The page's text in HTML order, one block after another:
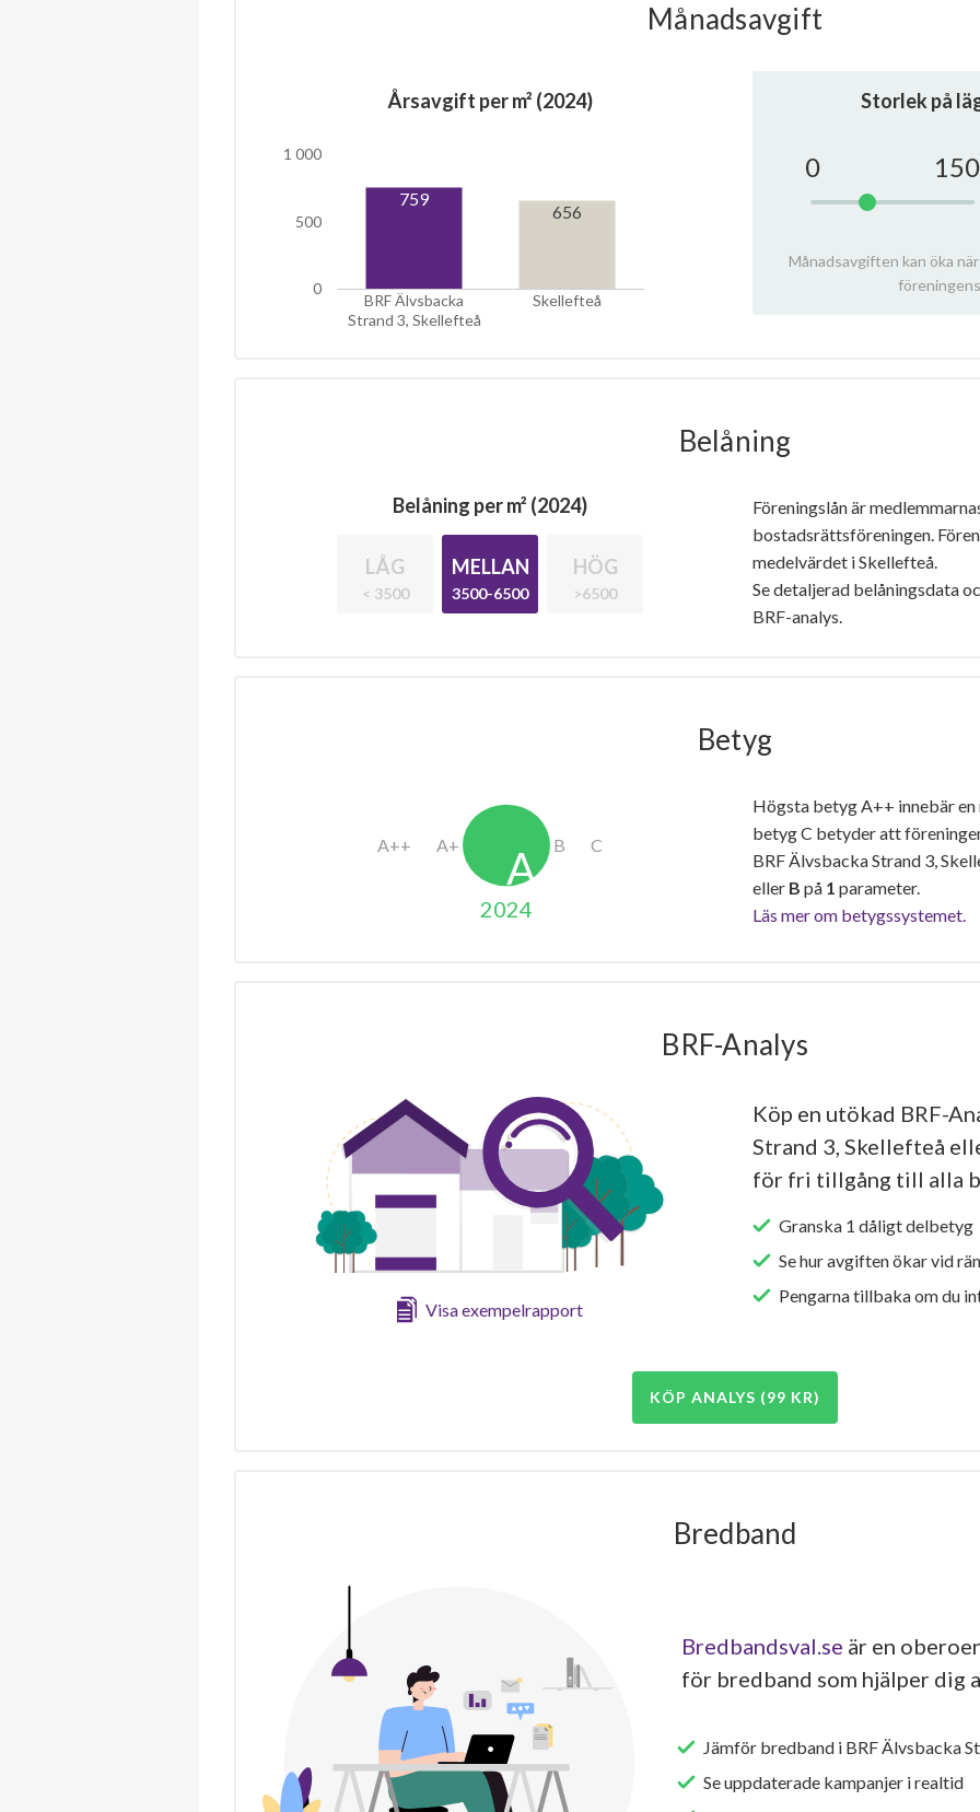
Månadsavgift
Årsavgift per m² (2024)
BRF Älvsbacka
Strand 3, Skellefteå
Skellefteå
0
500
1 000
759
656
Storlek på
0 150
Månadsavgiften kan öka
Belåning
Belåning per m² (2024)
LÅG
< 3500
MELLAN
3500-6500
HÖG
>6500
Föreningslån är
bostadsrättsföreningen.
medelvärdet i Skellefteå.
Se detaljerad belåningsdata
BRF-analys.
Betyg
2024
Högsta betyg A++ innebär
betyg C betyder att
BRF Älvsbacka Strand 3,
eller B på 1 parameter.
Läs mer om betygssystemet.
BRF-Analys
Visa exempelrapport
Köp en utökad BRF-
Strand 3, Skellefteå
för fri tillgång till alla
Granska 1 dåligt
Se hur avgiften ökar vid
Pengarna tillbaka om du
KÖP ANALYS (99 KR)
Bredband
Bredbandsval.se är en
för bredband som hjälper dig
Jämför bredband i BRF Älvsbacka
Se uppdaterade kampanjer i realtid